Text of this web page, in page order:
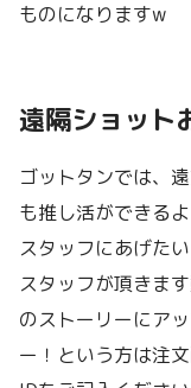
ものになりますw
遠隔ショット
ゴットタンでは、
も推し活ができる
スタッフにあげた
スタッフが頂きま
のストーリーにア
ー！という方は注